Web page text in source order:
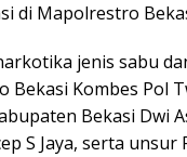
di Mapolrestro
jenis sabu
Kombes Pol
Bekasi Dwi
S Jaya, serta